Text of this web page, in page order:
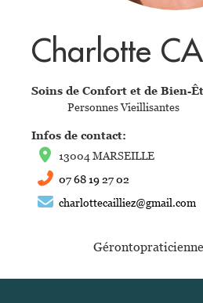
Charlotte
Soins de Confort et de Bien-
Personnes Vieillisantes
Infos de contact:
13004 MARSEILLE
07 68 19 27 02
charlottecailliez@gmail.com